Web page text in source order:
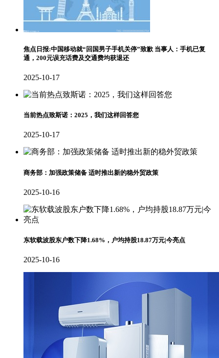
焦点日报:中国移动就“回国男子手机关停”致歉 当事人：手机已复
通，200元误充话费及交通费均获退还
2025-10-17
当前热点致斯诺：2025，我们这样回答您
2025-10-17
商务部：加强政策储备 适时推出新的稳外贸政策
2025-10-16
东软载波股东户数下降1.68%，户均持股18.87万元|今亮点
2025-10-16